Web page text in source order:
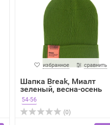
избранное сравнить
Шапка Break, Миалт
зеленый, весна-осень
54-56
(0)